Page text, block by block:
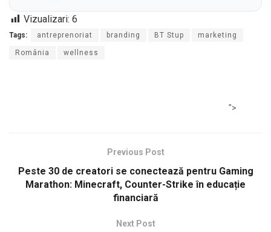
Vizualizari: 6
Tags: antreprenoriat branding BT Stup marketing
România wellness
">
Previous Post
Peste 30 de creatori se conectează pentru Gaming
Marathon: Minecraft, Counter-Strike în educație
financiară
Next Post